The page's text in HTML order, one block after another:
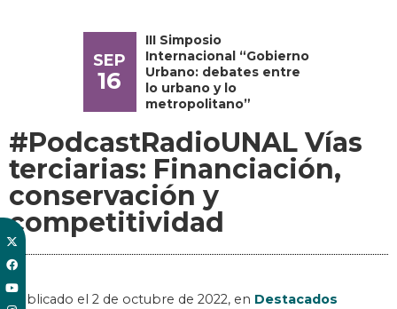
SEP
16
III Simposio
Internacional “Gobierno
Urbano: debates entre
lo urbano y lo
metropolitano”
#PodcastRadioUNAL Vías
terciarias: Financiación,
conservación y
competitividad
Publicado el 2 de octubre de 2022, en Destacados